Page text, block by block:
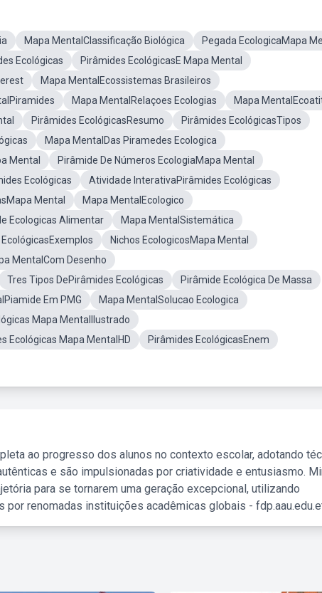
Mapa MentalClassificação Biológica
Pegada EcologicaMapa
Ecológicas
Pirâmides EcológicasE Mapa Mental
Mapa MentalEcossistemas Brasileiros
Mapa MentalRelaçoes Ecologias
Mapa
Pirâmides EcológicasResumo
Pirâmides EcológicasTipos
Mapa MentalDas Piramedes Ecologica
Mental
Pirâmide De Números EcologiaMapa Mental
Ecológicas
Atividade InterativaPirâmides Ecológicas
Mental
Mapa MentalEcologico
Ecologicas Alimentar
Mapa MentalSistemática
Nichos EcologicosMapa Mental
MentalCom Desenho
Tres Tipos DePirâmides Ecológicas
Pirâmide Ecológica De Massa
Em PMG
Mapa MentalSolucao Ecologica
Mapa MentalIlustrado
Ecológicas Mapa MentalHD
Pirâmides EcológicasEnem
ao progresso dos alunos no contexto escolar, adotando
e são impulsionadas por criatividade e entusiasmo.
para se tornarem uma geração excepcional, utilizando
renomadas instituições acadêmicas globais -